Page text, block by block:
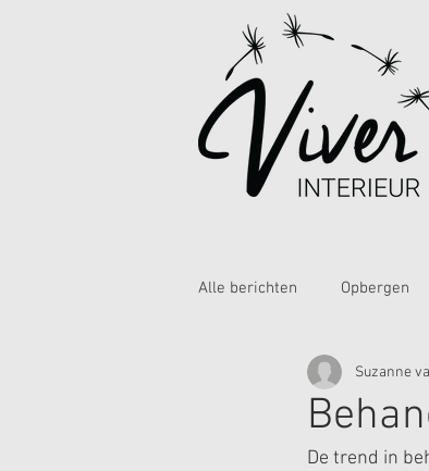
Alle berichten Opbergen
Suzanne
De trend in